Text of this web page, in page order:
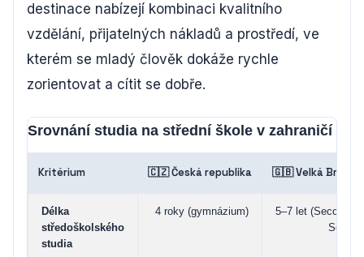
destinace nabízejí kombinaci kvalitního
vzdělání, přijatelných nákladů a prostředí, ve
kterém se mladý člověk dokáže rychle
zorientovat a cítit se dobře.
Srovnání studia na střední škole v zahraničí –
Kritérium 🇨🇿 Česká republika 🇬🇧 Velká
Délka
středoškolského
studia
4 roky (gymnázium)
5–7 let (Secondary
School)